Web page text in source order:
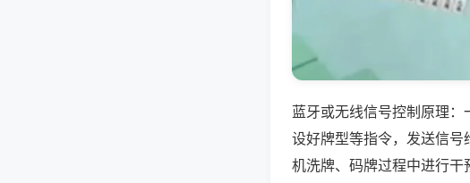
蓝牙或无线信号控制原理
设好牌型等指令，发送信
机洗牌、码牌过程中进行干